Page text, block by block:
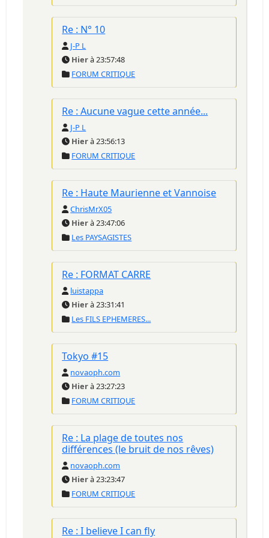
Re : N° 10
J-P L
Hierà 23:57:48
FORUM CRITIQUE
Re : Aucune vague cette année...
J-P L
Hierà 23:56:13
FORUM CRITIQUE
Re : Haute Maurienne et Vannoise
ChrisMrX05
Hierà 23:47:06
Les PAYSAGISTES
Re : FORMAT CARRE
luistappa
Hierà 23:31:41
Les FILS EPHEMERES...
Tokyo #15
novaoph.com
Hierà 23:27:23
FORUM CRITIQUE
Re : La plage de toutes nos
différences (le bruit de nos rêves)
novaoph.com
Hierà 23:23:47
FORUM CRITIQUE
Re : I believe I can fly